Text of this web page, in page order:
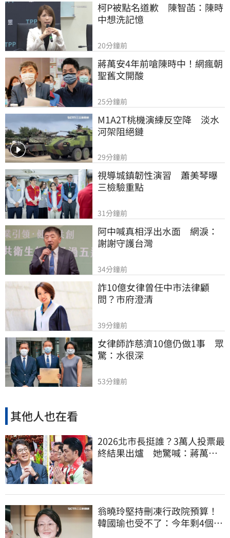
柯P被點名道歉　陳智菡：陳時
中想洗記憶
20分鐘前
蔣萬安4年前嗆陳時中！網瘋朝
聖舊文開酸
25分鐘前
M1A2T桃機演練反空降　淡水
河架阻絕鏈
29分鐘前
視導城鎮韌性演習　蕭美琴曝
三檢驗重點
31分鐘前
阿中喊真相浮出水面　網淚：
謝謝守護台灣
34分鐘前
詐10億女律曾任中市法律顧
問？市府澄清
39分鐘前
女律師詐慈濟10億仍做1事　眾
驚：水很深
53分鐘前
其他人也在看
2026北市長挺誰？3萬人投票最
終結果出爐 她驚喊：蔣萬安
翁曉玲堅持刪凍行政院預算！
韓國瑜也受不了：今年剩4個月